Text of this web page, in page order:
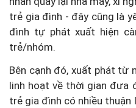
trẻ gia đình - đây cũng là
đình tự phát xuất hiện
trẻ/nhóm.
Bên cạnh đó, xuất phát từ
linh hoạt về thời gian đưa
trẻ gia đình có nhiều thuận